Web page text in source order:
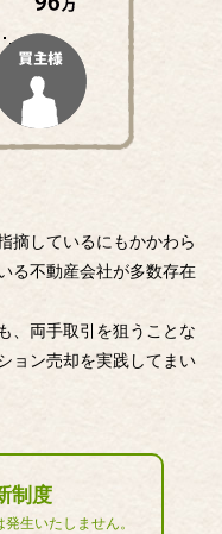
摘しているにもかかわら
る不動産会社が多数存在
、両手取引を狙うことな
ョン売却を実践してまい
制度
生いたしません。